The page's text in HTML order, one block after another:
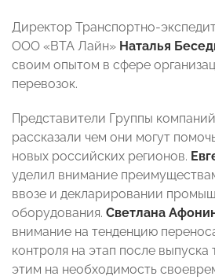
Директор Транспортно-
ООО «ВТА Лайн» Наталья
своим опытом в сфере
перевозок.
Представители Группы
рассказали чем они могут
новых российских регионов.
уделил внимание
ввозе и декларировании
оборудования. Светлана
внимание на тенденцию
контроля на этап после выпуска
этим на необходимость